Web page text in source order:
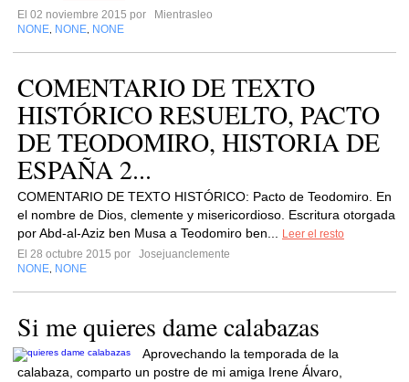
El 02 noviembre 2015 por
Mientrasleo
NONE NONE NONE
COMENTARIO DE TEXTO
HISTÓRICO RESUELTO, PACTO
DE TEODOMIRO, HISTORIA DE
ESPAÑA 2...
COMENTARIO DE TEXTO HISTÓRICO: Pacto de Teodomiro. En
el nombre de Dios, clemente y misericordioso. Escritura otorgada
por Abd-al-Aziz ben Musa a Teodomiro ben...
Leer el resto
El 28 octubre 2015 por
Josejuanclemente
NONE NONE
Si me quieres dame calabazas
Aprovechando la temporada de la
calabaza, comparto un postre de mi amiga Irene Álvaro,